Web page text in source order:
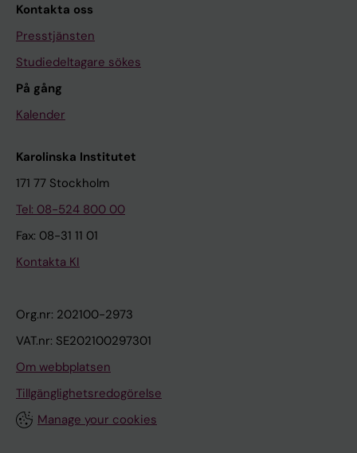
Kontakta oss
Presstjänsten
Studiedeltagare sökes
På gång
Kalender
Karolinska Institutet
171 77 Stockholm
Tel: 08-524 800 00
Fax: 08-31 11 01
Kontakta KI
Org.nr: 202100-2973
VAT.nr: SE202100297301
Om webbplatsen
Tillgänglighetsredogörelse
Manage your cookies